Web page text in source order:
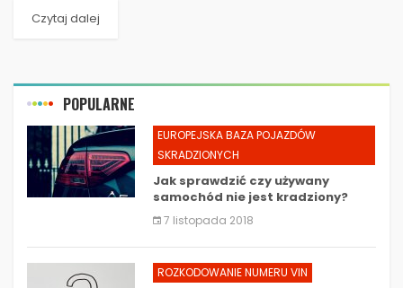
nieuczciwymi...
Czytaj dalej
POPULARNE
EUROPEJSKA BAZA POJAZDÓW
SKRADZIONYCH
Jak sprawdzić czy używany
samochód nie jest kradziony?
7 listopada 2018
ROZKODOWANIE NUMERU VIN